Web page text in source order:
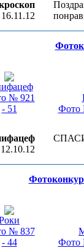
16.11.12
№ 921
- 51
Фото
12.10.12
№ 837
- 44
Фото